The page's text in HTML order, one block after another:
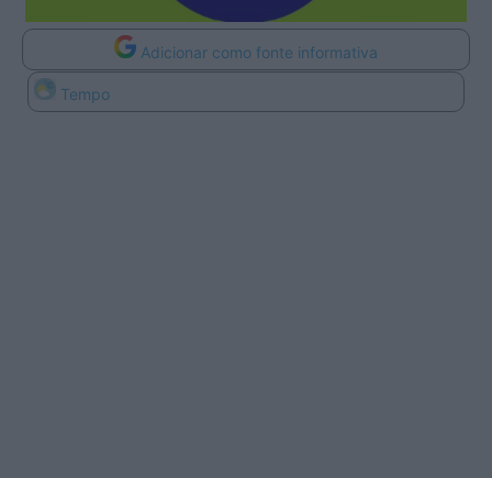
Adicionar como fonte informativa
Tempo